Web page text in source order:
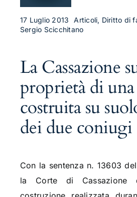
Contatti
17 Luglio 2013
Articoli, Diritto di
Sergio Scicchitano
La Cassazione
proprietà di una
costruita su
dei due coniugi
Con la sentenza n. 13603
la Corte di Cassazione